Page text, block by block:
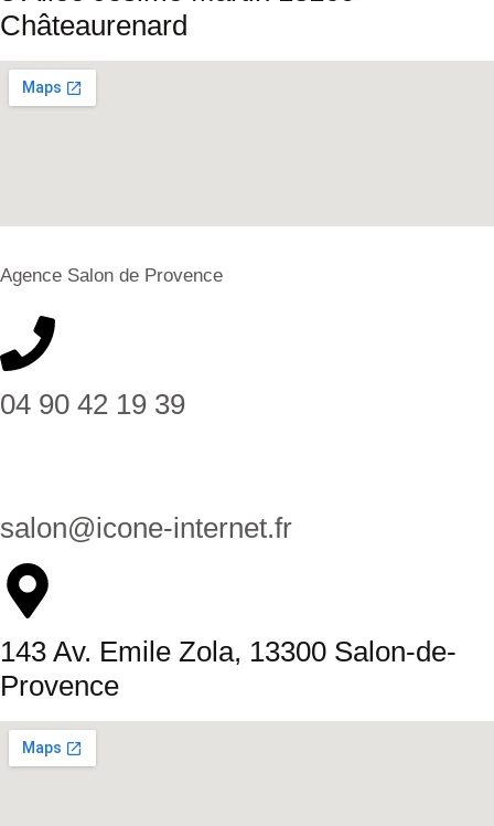
Châteaurenard
Agence Salon de Provence
04 90 42 19 39
salon@icone-internet.fr
143 Av. Emile Zola, 13300 Salon-de-
Provence